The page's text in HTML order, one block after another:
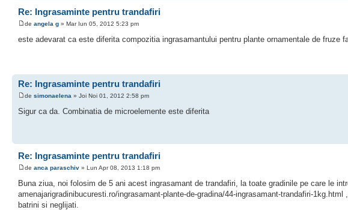
Re: Ingrasaminte pentru trandafiri
de angela g » Mar Iun 05, 2012 5:23 pm
este adevarat ca este diferita compozitia ingrasamantului pentru plante ornamentale de fruze
Re: Ingrasaminte pentru trandafiri
de simonaelena » Joi Noi 01, 2012 2:58 pm
Sigur ca da. Combinatia de microelemente este diferita
Re: Ingrasaminte pentru trandafiri
de anca paraschiv » Lun Apr 08, 2013 1:18 pm
Buna ziua, noi folosim de 5 ani acest ingrasamant de trandafiri, la toate gradinile pe care le
amenajarigradinibucuresti.ro/ingrasamant-plante-de-gradina/44-ingrasamant-trandafiri-
batrini si neglijati.